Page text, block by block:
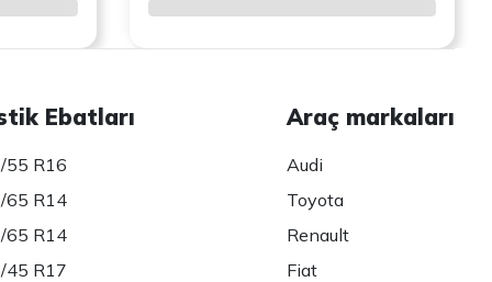
Ebatları
55 R16
65 R14
65 R14
45 R17
Araç markaları
Audi
Toyota
Renault
Fiat